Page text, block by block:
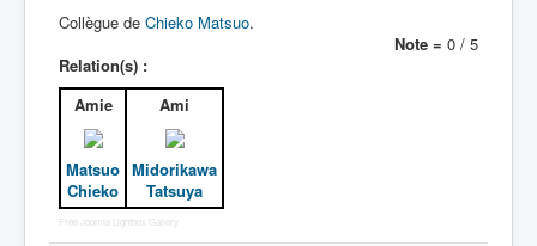
Collègue de Chieko Matsuo.
Note = 0 / 5
Relation(s) :
Amie
Matsuo
Chieko
Ami
Midorikawa
Tatsuya
Free Joomla Lightbox Gallery